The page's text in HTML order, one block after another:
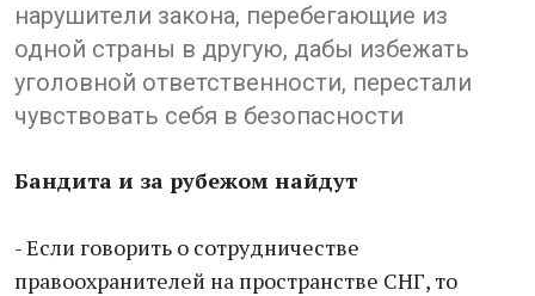
нарушители закона, перебегающие из
одной страны в другую, дабы избежать
уголовной ответственности, перестали
чувствовать себя в безопасности
Бандита и за рубежом найдут
- Если говорить о сотрудничестве
правоохранителей на пространстве СНГ, то